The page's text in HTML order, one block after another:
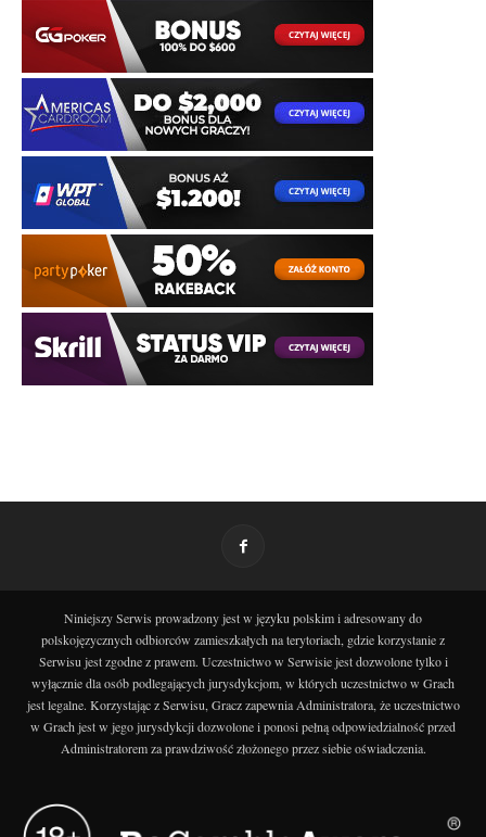
Niniejszy Serwis prowadzony jest w języku polskim i adresowany do
polskojęzycznych odbiorców zamieszkałych na terytoriach, gdzie korzystanie z
Serwisu jest zgodne z prawem. Uczestnictwo w Serwisie jest dozwolone tylko i
wyłącznie dla osób podlegających jurysdykcjom, w których uczestnictwo w Grach
jest legalne. Korzystając z Serwisu, Gracz zapewnia Administratora, że uczestnictwo
w Grach jest w jego jurysdykcji dozwolone i ponosi pełną odpowiedzialność przed
Administratorem za prawdziwość złożonego przez siebie oświadczenia.